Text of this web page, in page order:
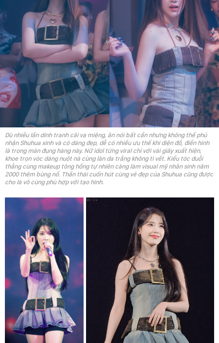
Dù nhiều lần dính tranh cãi vạ miệng, ăn nói bất cần nhưng không thể phủ
nhận Shuhua xinh và có dáng đẹp, dễ có nhiều ưu thế khi diện đồ, điển hình
là trong màn đụng hàng này. Nữ idol từng viral chỉ với vài giây xuất hiện,
khoe trọn vóc dáng nuột nà cùng làn da trắng không tì vết. Kiểu tóc duỗi
thẳng cùng makeup tông hồng tự nhiên càng làm visual mỹ nhân sinh năm
2000 thêm bùng nổ. Thần thái cuốn hút cùng vẻ đẹp của Shuhua cũng được
cho là vô cùng phù hợp với tạo hình.